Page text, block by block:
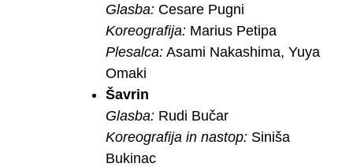
Glasba: Cesare Pugni
Koreografija: Marius Petipa
Plesalca: Asami Nakashima, Yuya
Omaki
Šavrin
Glasba: Rudi Bučar
Koreografija in nastop: Siniša
Bukinac